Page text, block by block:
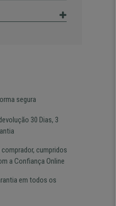
segura
30 Dias, 3
cumpridos
a Confiança Online
em todos os